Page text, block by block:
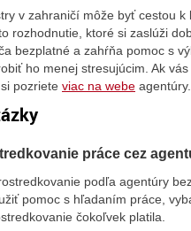
v zahraničí môže byť cestou
rozhodnutie, ktoré si zaslúži
bezplatné a zahŕňa pomoc s
ho menej stresujúcim. Ak
pozriete viac na webe agentúry.
práce cez
podľa agentúry
pomoc s hľadaním práce,
čokoľvek platila.